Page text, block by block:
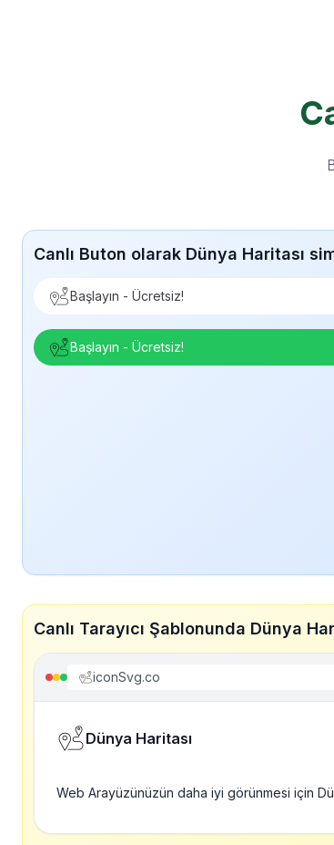
Canlı Buton olarak Dünya Haritası
Başlayın - Ücretsiz!
Başlayın - Ücretsiz!
Canlı Tarayıcı Şablonunda Dünya
iconSvg.co
Dünya Haritası
Web Arayüzünüzün daha iyi görünmesi için